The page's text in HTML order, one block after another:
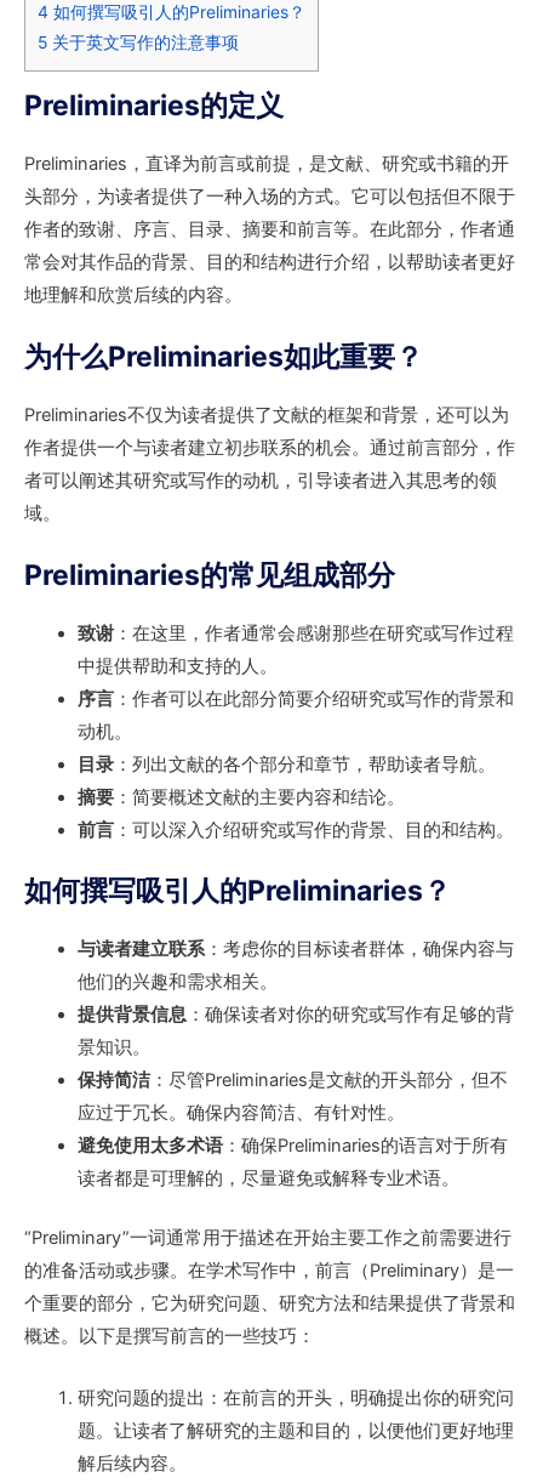
4 如何撰写吸引人的Preliminaries？
5 关于英文写作的注意事项
Preliminaries的定义
Preliminaries，直译为前言或前提，是文献、研究或书籍的开
头部分，为读者提供了一种入场的方式。它可以包括但不限于
作者的致谢、序言、目录、摘要和前言等。在此部分，作者通
常会对其作品的背景、目的和结构进行介绍，以帮助读者更好
地理解和欣赏后续的内容。
为什么Preliminaries如此重要？
Preliminaries不仅为读者提供了文献的框架和背景，还可以为
作者提供一个与读者建立初步联系的机会。通过前言部分，作
者可以阐述其研究或写作的动机，引导读者进入其思考的领
域。
Preliminaries的常见组成部分
致谢：在这里，作者通常会感谢那些在研究或写作过程
中提供帮助和支持的人。
序言：作者可以在此部分简要介绍研究或写作的背景和
动机。
目录：列出文献的各个部分和章节，帮助读者导航。
摘要：简要概述文献的主要内容和结论。
前言：可以深入介绍研究或写作的背景、目的和结构。
如何撰写吸引人的Preliminaries？
与读者建立联系：考虑你的目标读者群体，确保内容与
他们的兴趣和需求相关。
提供背景信息：确保读者对你的研究或写作有足够的背
景知识。
保持简洁：尽管Preliminaries是文献的开头部分，但不
应过于冗长。确保内容简洁、有针对性。
避免使用太多术语：确保Preliminaries的语言对于所有
读者都是可理解的，尽量避免或解释专业术语。
“Preliminary”一词通常用于描述在开始主要工作之前需要进行
的准备活动或步骤。在学术写作中，前言（Preliminary）是一
个重要的部分，它为研究问题、研究方法和结果提供了背景和
概述。以下是撰写前言的一些技巧：
研究问题的提出：在前言的开头，明确提出你的研究问
题。让读者了解研究的主题和目的，以便他们更好地理
解后续内容。